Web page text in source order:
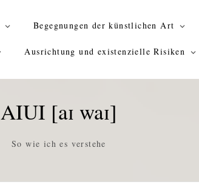
Begegnungen der künstlichen Art
Ausrichtung und existenzielle Risiken
AIUI [aɪ waɪ]
So wie ich es verstehe